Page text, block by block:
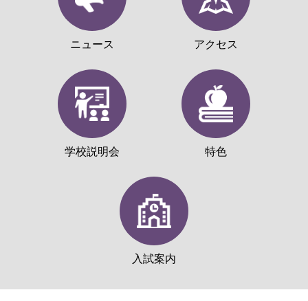
ニュース アクセス
学校説明会 特色
入試案内